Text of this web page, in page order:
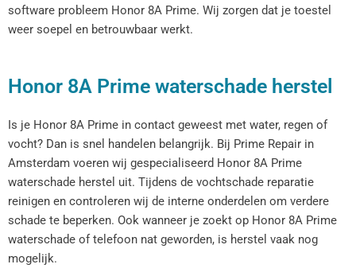
software probleem Honor 8A Prime. Wij zorgen dat je toestel
weer soepel en betrouwbaar werkt.
Honor 8A Prime waterschade herstel
Is je Honor 8A Prime in contact geweest met water, regen of
vocht? Dan is snel handelen belangrijk. Bij Prime Repair in
Amsterdam voeren wij gespecialiseerd Honor 8A Prime
waterschade herstel uit. Tijdens de vochtschade reparatie
reinigen en controleren wij de interne onderdelen om verdere
schade te beperken. Ook wanneer je zoekt op Honor 8A Prime
waterschade of telefoon nat geworden, is herstel vaak nog
mogelijk.